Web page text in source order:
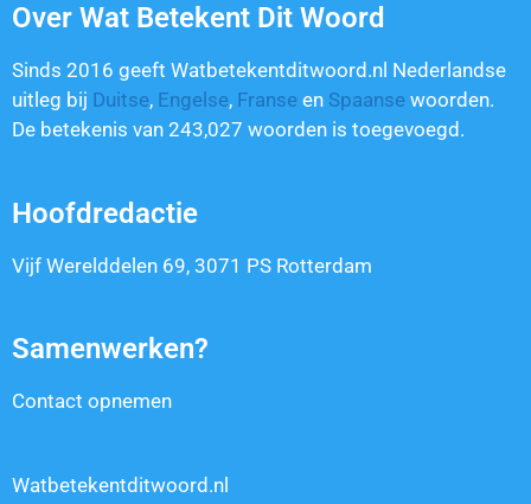
Over Wat Betekent Dit Woord
Sinds 2016 geeft Watbetekentditwoord.nl Nederlandse
uitleg bij Duitse, Engelse, Franse en Spaanse woorden.
De betekenis van 243,027 woorden is toegevoegd.
Hoofdredactie
Vijf Werelddelen 69, 3071 PS Rotterdam
Samenwerken?
Contact opnemen
Watbetekentditwoord.nl